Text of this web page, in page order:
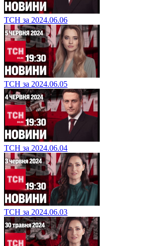
ТСН за 2024.06.06
ТСН за 2024.06.05
ТСН за 2024.06.04
ТСН за 2024.06.03